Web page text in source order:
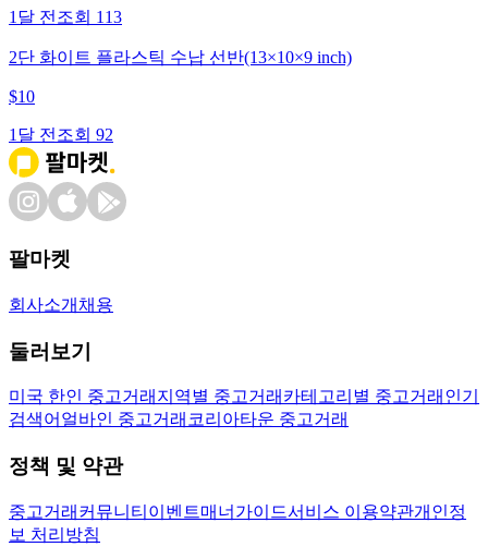
1달 전 조회 113
2단 화이트 플라스틱 수납 선반(13×10×9 inch)
$10
1달 전 조회 92
팔마켓
회사소개 채용
둘러보기
미국 한인 중고거래 지역별 중고거래 카테고리별 중고거래 인기
검색어 얼바인 중고거래 코리아타운 중고거래
정책 및 약관
중고거래 커뮤니티 이벤트매너가이드서비스 이용약관개인정
보 처리방침